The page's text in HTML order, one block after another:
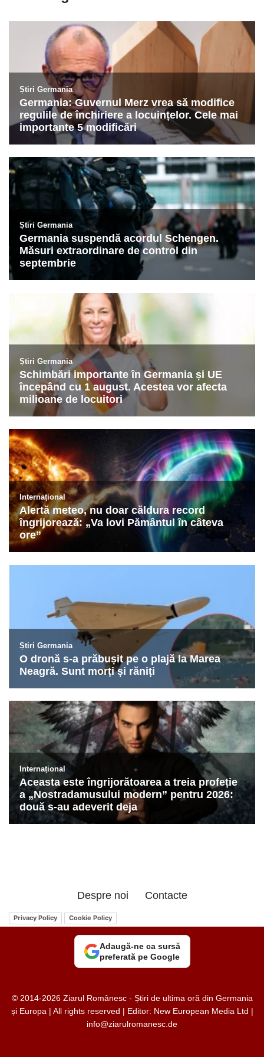
Despre noi Contacte
Privacy Policy Cookie Policy
Adaugă-ne ca sursă
preferată pe Google
© 2014-2026 Ziarul Românesc - Știri de ultima oră din Germania
și Europa | All rights reserved | Editor: New European Media Ltd |
info@ziarulromanesc.de